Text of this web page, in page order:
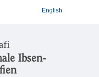
English
Ibsen-